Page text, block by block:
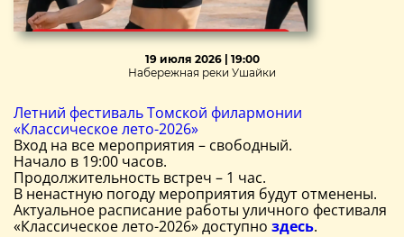
19 июля 2026 | 19:00
Набережная реки Ушайки
Летний фестиваль Томской филармонии
«Классическое лето-2026»
Вход на все мероприятия – свободный.
Начало в 19:00 часов.
Продолжительность встреч – 1 час.
В ненастную погоду мероприятия будут отменены.
Актуальное расписание работы уличного фестиваля
«Классическое лето-2026» доступно здесь.